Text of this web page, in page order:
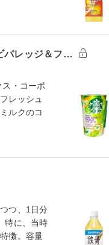
バレッジ＆フ…
・コーポ
レッシュ
ルクのコ
つ、1日分
特に、当時
徴。容量